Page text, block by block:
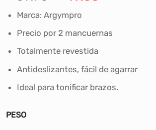
original
era:
S/59.90.
es:
Marca: Argympro
Precio por 2 mancuernas
Totalmente revestida
Antideslizantes, fácil de agarrar
Ideal para tonificar brazos.
PESO